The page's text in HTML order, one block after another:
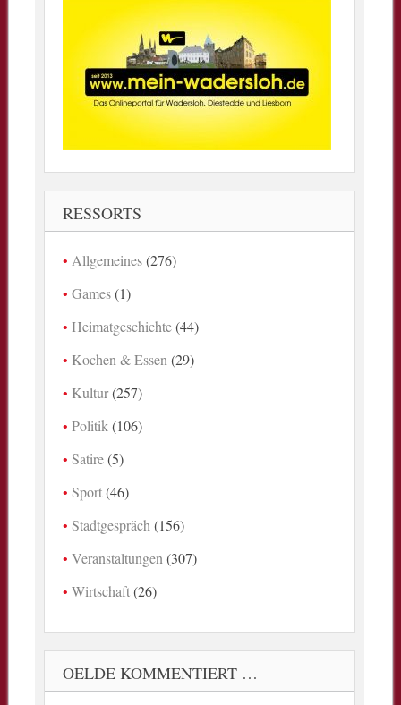
RESSORTS
Allgemeines(276)
Games(1)
Heimatgeschichte(44)
Kochen & Essen (29)
Kultur(257)
Politik (106)
Satire(5)
Sport(46)
Stadtgespräch (156)
Veranstaltungen (307)
Wirtschaft(26)
OELDE KOMMENTIERT …